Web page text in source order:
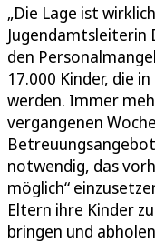
„Die Lage ist
Jugendamtsleiterin
den
17.000 Kinder, die
werden. Immer
vergangenen
notwendig, das
möglich“
Eltern ihre Kinder
bringen und